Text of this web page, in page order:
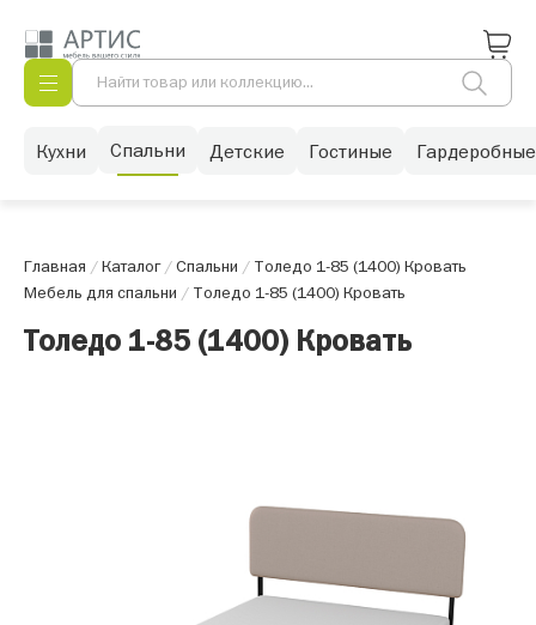
Кухни Спальни Детские Гостиные Гардеробные
Главная /Каталог/Спальни / Толедо 1-85 (1400) Кровать
Мебель для спальни / Толедо 1-85 (1400) Кровать
Толедо 1-85 (1400) Кровать